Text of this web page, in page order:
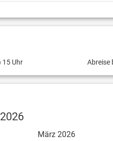
15 Uhr Abreise
2026
März 2026